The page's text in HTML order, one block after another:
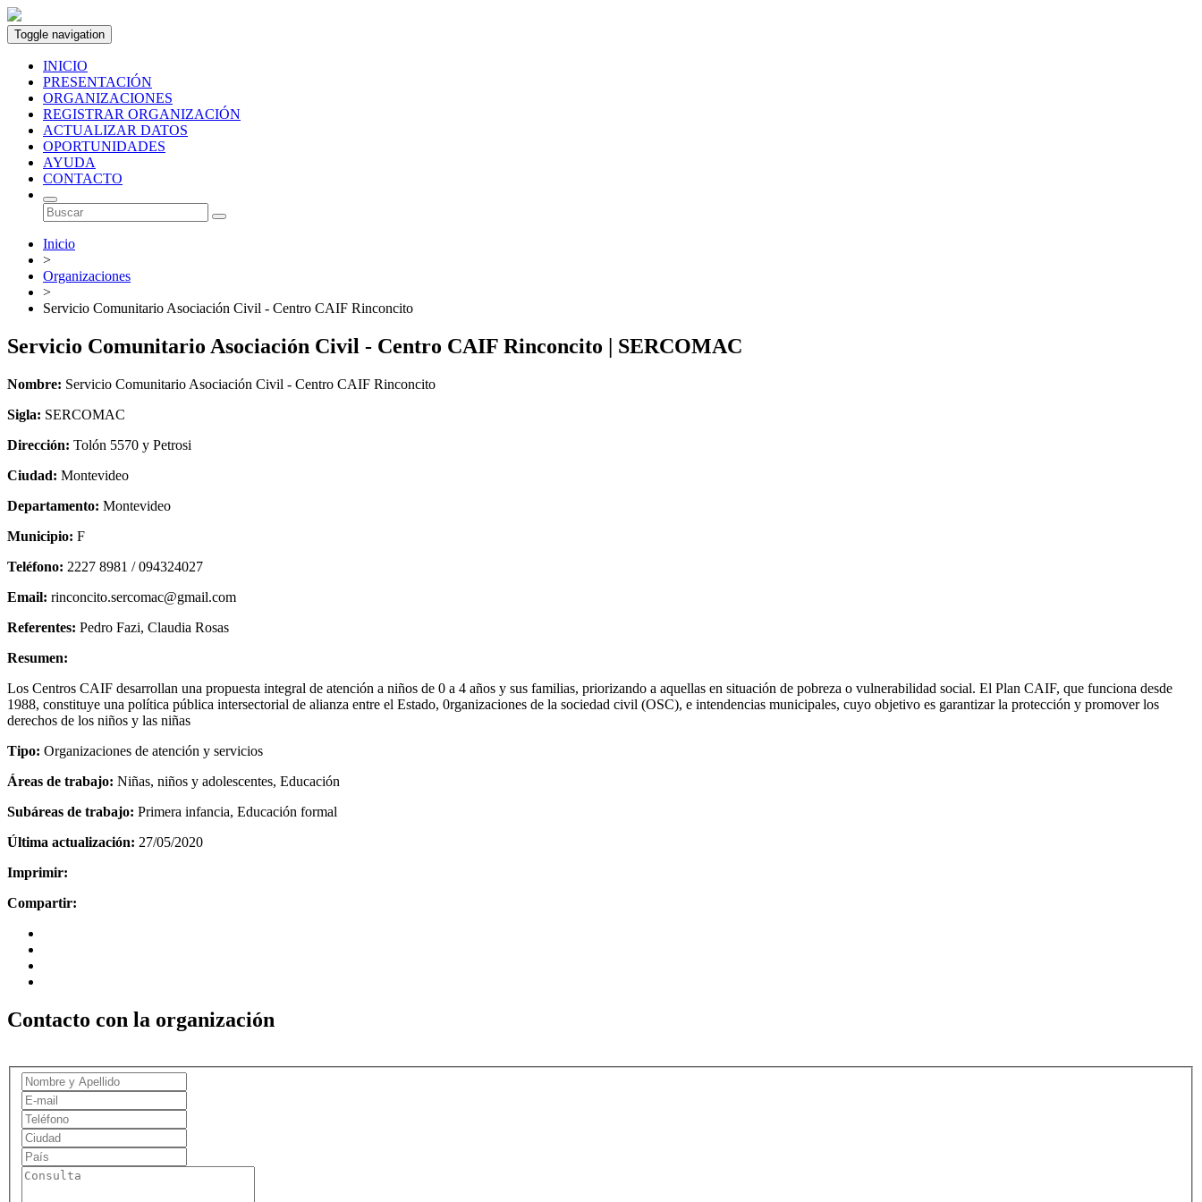
Toggle navigation
INICIO
PRESENTACIÓN
ORGANIZACIONES
REGISTRAR ORGANIZACIÓN
ACTUALIZAR DATOS
OPORTUNIDADES
AYUDA
CONTACTO
Inicio
>
Organizaciones
>
Servicio Comunitario Asociación Civil - Centro CAIF Rinconcito
Servicio Comunitario Asociación Civil - Centro CAIF Rinconcito | SERCOMAC
Nombre: Servicio Comunitario Asociación Civil - Centro CAIF Rinconcito
Sigla: SERCOMAC
Dirección: Tolón 5570 y Petrosi
Ciudad: Montevideo
Departamento: Montevideo
Municipio: F
Teléfono: 2227 8981 / 094324027
Email: rinconcito.sercomac@gmail.com
Referentes: Pedro Fazi, Claudia Rosas
Resumen:
Los Centros CAIF desarrollan una propuesta integral de atención a niños de 0 a 4 años y sus familias, priorizando a aquellas en situación de pobreza o vulnerabilidad social. El Plan CAIF, que funciona desde
1988, constituye una política pública intersectorial de alianza entre el Estado, 0rganizaciones de la sociedad civil (OSC), e intendencias municipales, cuyo objetivo es garantizar la protección y promover los
derechos de los niños y las niñas
Tipo: Organizaciones de atención y servicios
Áreas de trabajo: Niñas, niños y adolescentes, Educación
Subáreas de trabajo: Primera infancia, Educación formal
Última actualización: 27/05/2020
Imprimir:
Compartir:
Contacto con la organización